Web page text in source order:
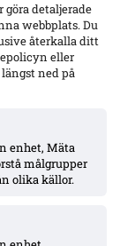
detaljerade
webbplats. Du
återkalla ditt
eller
ned på
enhet, Mäta
målgrupper
olika källor.
MFF:s 15 matcher –
sänkt belastning;
boll
Lundbergh –
Malte Frejd